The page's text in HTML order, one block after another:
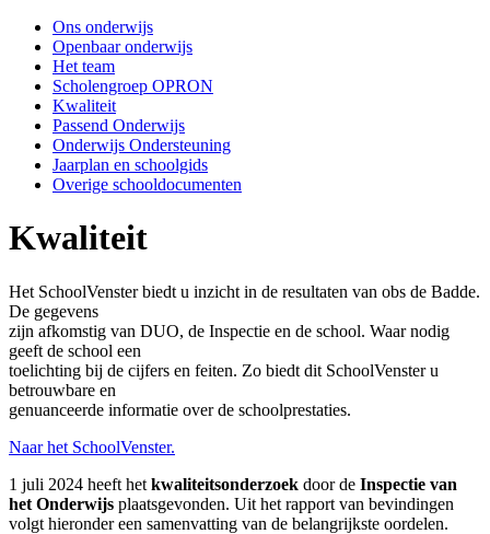
Ons onderwijs
Openbaar onderwijs
Het team
Scholengroep OPRON
Kwaliteit
Passend Onderwijs
Onderwijs Ondersteuning
Jaarplan en schoolgids
Overige schooldocumenten
Kwaliteit
Het SchoolVenster biedt u inzicht in de resultaten van obs de Badde.
De gegevens
zijn afkomstig van DUO, de Inspectie en de school. Waar nodig
geeft de school een
toelichting bij de cijfers en feiten. Zo biedt dit SchoolVenster u
betrouwbare en
genuanceerde informatie over de schoolprestaties.
Naar het SchoolVenster.
1 juli 2024 heeft het kwaliteitsonderzoek door de Inspectie van
het Onderwijs plaatsgevonden. Uit het rapport van bevindingen
volgt hieronder een samenvatting van de belangrijkste oordelen.